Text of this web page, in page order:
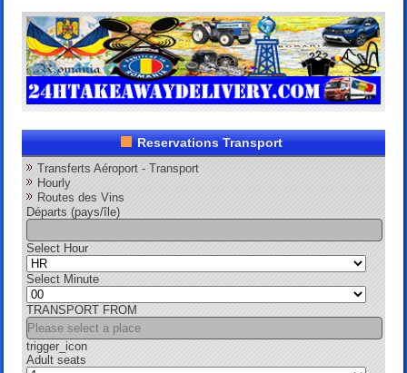
Reservations Transport
Transferts Aéroport - Transport
Hourly
Routes des Vins
Départs (pays/île)
Select Hour
Select Minute
TRANSPORT FROM
trigger_icon
Adult seats